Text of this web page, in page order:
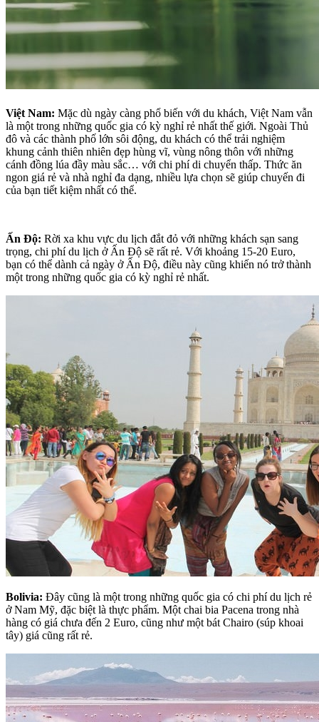
Việt Nam: Mặc dù ngày càng phổ biến với du khách, Việt Nam vẫn
là một trong những quốc gia có kỳ nghỉ rẻ nhất thế giới. Ngoài Thủ
đô và các thành phố lớn sôi động, du khách có thể trải nghiệm
khung cảnh thiên nhiên đẹp hùng vĩ, vùng nông thôn với những
cánh đồng lúa đầy màu sắc… với chi phí di chuyển thấp. Thức ăn
ngon giá rẻ và nhà nghỉ đa dạng, nhiều lựa chọn sẽ giúp chuyến đi
của bạn tiết kiệm nhất có thể.
Ấn Độ: Rời xa khu vực du lịch đắt đỏ với những khách sạn sang
trọng, chi phí du lịch ở Ấn Độ sẽ rất rẻ. Với khoảng 15-20 Euro,
bạn có thể dành cả ngày ở Ấn Độ, điều này cũng khiến nó trở thành
một trong những quốc gia có kỳ nghỉ rẻ nhất.
Bolivia: Đây cũng là một trong những quốc gia có chi phí du lịch rẻ
ở Nam Mỹ, đặc biệt là thực phẩm. Một chai bia Pacena trong nhà
hàng có giá chưa đến 2 Euro, cũng như một bát Chairo (súp khoai
tây) giá cũng rất rẻ.